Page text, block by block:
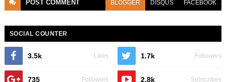
POST COMMENT BLOGGER DISQUS FACEBOOK
SOCIAL COUNTER
3.5k Likes 1.7k Followers
735 Followers 2.8k Subscribes